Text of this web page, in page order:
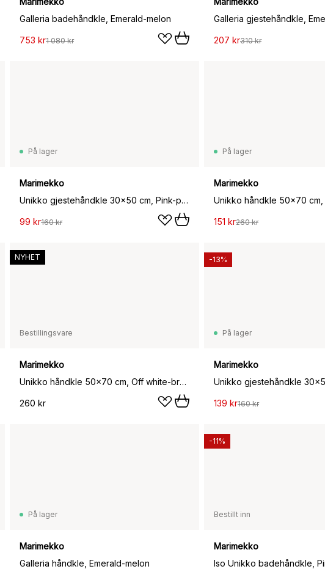
Galleria badehåndkle, Emerald-melon
753 kr1 080 kr
Galleria gjestehåndkle,
207 kr310 kr
På lager
Marimekko
Unikko gjestehåndkle 30x50 cm, Pink-powder
99 kr160 kr
På lager
Marimekko
Unikko håndkle 50x70
151 kr260 kr
Bestillingsvare
Marimekko
Unikko håndkle 50x70 cm, Off white-bronse
260 kr
NYHET
På lager
Marimekko
139 kr160 kr
-13%
På lager
Marimekko
Galleria håndkle, Emerald-melon
Bestillt inn
Marimekko
-11%